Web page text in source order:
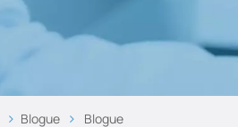
Blogue Blogue